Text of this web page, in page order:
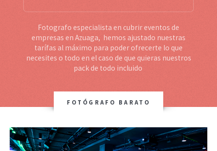
Fotografo especialista en cubrir eventos de
empresas en Azuaga, hemos ajustado nuestras
tarífas al máximo para poder ofrecerte lo que
necesites o todo en el caso de que quieras nuestros
pack de todo incluido
FOTÓGRAFO BARATO